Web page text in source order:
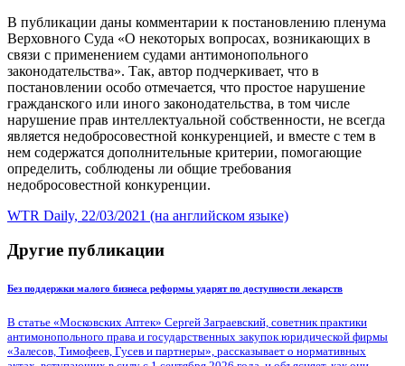
В публикации даны комментарии к постановлению пленума
Верховного Суда «О некоторых вопросах, возникающих в
связи с применением судами антимонопольного
законодательства». Так, автор подчеркивает, что в
постановлении особо отмечается, что простое нарушение
гражданского или иного законодательства, в том числе
нарушение прав интеллектуальной собственности, не всегда
является недобросовестной конкуренцией, и вместе с тем в
нем содержатся дополнительные критерии, помогающие
определить, соблюдены ли общие требования
недобросовестной конкуренции.
WTR Daily, 22/03/2021 (на английском языке)
Другие публикации
Без поддержки малого бизнеса реформы ударят по доступности лекарств
В статье «Московских Аптек» Сергей Заграевский, советник практики
антимонопольного права и государственных закупок юридической фирмы
«Залесов, Тимофеев, Гусев и партнеры», рассказывает о нормативных